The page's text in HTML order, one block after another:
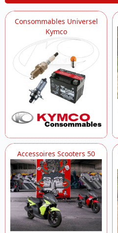
Consommables Universel
Kymco
Accessoires Scooters 50